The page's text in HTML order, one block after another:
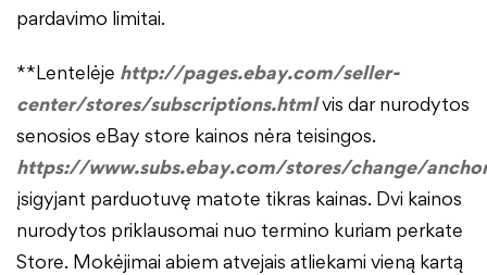
pardavimo limitai.
**Lentelėje http://pages.ebay.com/seller-
center/stores/subscriptions.htmlvis dar nurodytos
senosios eBay store kainos nėra teisingos.
https://www.subs.ebay.com/stores/change/
įsigyjant parduotuvę matote tikras kainas. Dvi kainos
nurodytos priklausomai nuo termino kuriam perkate
Store. Mokėjimai abiem atvejais atliekami vieną kartą